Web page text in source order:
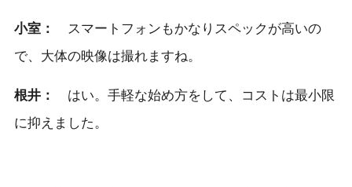
小室：
スマートフォンもかなりスペックが高いの
で、大体の映像は撮れますね。
根井：
はい。手軽な始め方をして、コストは最小限
に抑えました。